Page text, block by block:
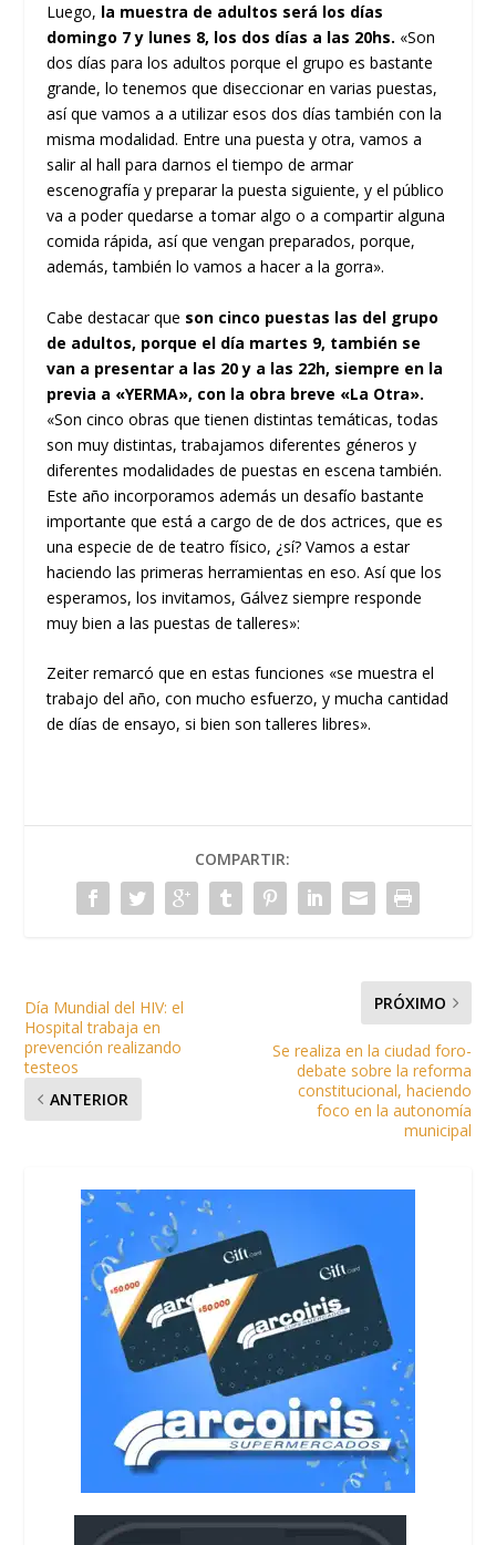
Luego, la muestra de adultos será los días
domingo 7 y lunes 8, los dos días a las 20hs. «Son
dos días para los adultos porque el grupo es bastante
grande, lo tenemos que diseccionar en varias puestas,
así que vamos a a utilizar esos dos días también con la
misma modalidad. Entre una puesta y otra, vamos a
salir al hall para darnos el tiempo de armar
escenografía y preparar la puesta siguiente, y el público
va a poder quedarse a tomar algo o a compartir alguna
comida rápida, así que vengan preparados, porque,
además, también lo vamos a hacer a la gorra».
Cabe destacar que son cinco puestas las del grupo
de adultos, porque el día martes 9, también se
van a presentar a las 20 y a las 22h, siempre en la
previa a «YERMA», con la obra breve «La Otra».
«Son cinco obras que tienen distintas temáticas, todas
son muy distintas, trabajamos diferentes géneros y
diferentes modalidades de puestas en escena también.
Este año incorporamos además un desafío bastante
importante que está a cargo de de dos actrices, que es
una especie de de teatro físico, ¿sí? Vamos a estar
haciendo las primeras herramientas en eso. Así que los
esperamos, los invitamos, Gálvez siempre responde
muy bien a las puestas de talleres»:
Zeiter remarcó que en estas funciones «se muestra el
trabajo del año, con mucho esfuerzo, y mucha cantidad
de días de ensayo, si bien son talleres libres».
COMPARTIR:
Día Mundial del HIV: el
Hospital trabaja en
prevención realizando
testeos
ANTERIOR
PRÓXIMO
Se realiza en la ciudad foro-
debate sobre la reforma
constitucional, haciendo
foco en la autonomía
municipal